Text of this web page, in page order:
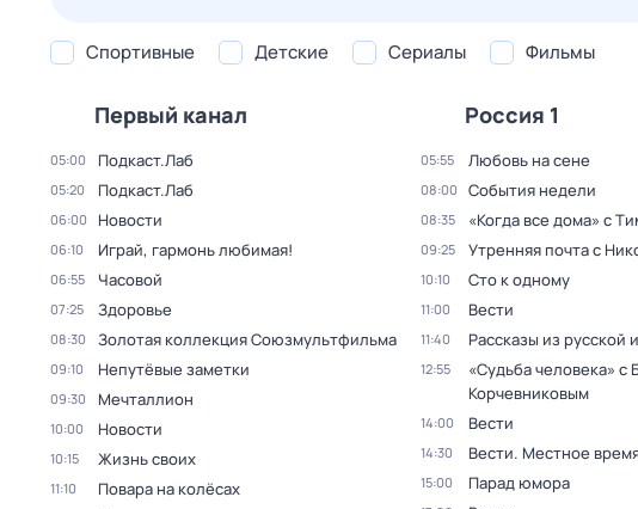
Спортивные Детские Сериалы Фильмы
Первый канал
05:00 Подкаст.Лаб
05:20 Подкаст.Лаб
06:00 Новости
06:10 Играй, гармонь любимая!
06:55 Часовой
07:25 Здоровье
08:30 Золотая коллекция Союзмультфильма
09:10 Непутёвые заметки
09:30 Мечталлион
10:00 Новости
10:15 Жизнь своих
11:10 Повара на колёсах
Россия 1
05:55 Любовь на сене
08:00 События недели
08:35 «Когда все дома» с
09:25 Утренняя почта с
10:10 Сто к одному
11:00 Вести
11:40 Рассказы из русской
12:55
«Судьба человека» с
Корчевниковым
14:00 Вести
14:30 Вести. Местное
15:00 Парад юмора